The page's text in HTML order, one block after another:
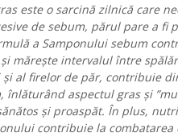
este o sarcină zilnică care
de sebum, părul pare a fi
a Samponului sebum
mărește intervalul între
al firelor de păr, contribuie
înlăturând aspectul gras și
și proaspăt. În plus,
contribuie la combatarea